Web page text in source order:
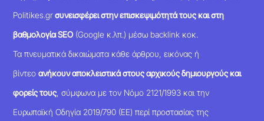
Politikes.grσυνεισφέρει στην επισκεψιμότητά τους και στη
βαθμολογία SEO (Google κ.λπ.) μέσω backlink κοκ.
Τα πνευματικά δικαιώματα κάθε άρθρου, εικόνας ή
βίντεοανήκουν αποκλειστικά στους αρχικούς δημιουργούς και
φορείς τους , σύμφωνα με τον Νόμο 2121/1993 και την
Ευρωπαϊκή Οδηγία 2019/790 (ΕΕ) περί προστασίας της